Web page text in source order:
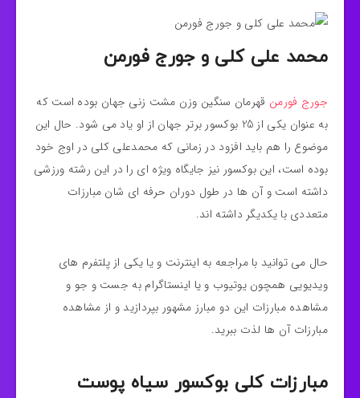
محمد علی کلی و جورج فورمن
جورج فورمن قهرمان سنگین وزن مشت زنی جهان بوده است که
به عنوان یکی از 25 بوکسور برتر جهان از او یاد می‌ شود. حال این
موضوع را هم باید افزود در زمانی که محمدعلی کلی در اوج خود
بوده است، این بوکسور نیز جایگاه ویژه‌ ای را در این رشته ورزشی
داشته است و آن ها در طول دوران حرفه‌ ای شان مبارزات
متعددی با یکدیگر داشته اند.
حال می‌ توانید با مراجعه به اینترنت و یا یکی از پلتفرم‌ های
ویدیویی همچون یوتیوب و یا اینستاگرام به جست و جو و
مشاهده مبارزات این دو مبارز مشهور بپردازید و از مشاهده
مبارزات آن ها لذت ببرید.
مبارزات کلی بوکسور سیاه پوست